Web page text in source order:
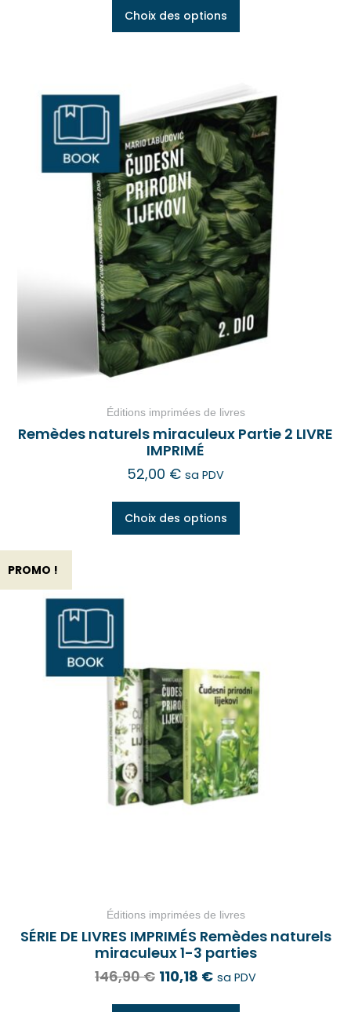
Choix des options
Éditions imprimées de livres
Remèdes naturels miraculeux Partie 2 LIVRE
IMPRIMÉ
52,00 € sa PDV
Choix des options
PROMO !
Éditions imprimées de livres
SÉRIE DE LIVRES IMPRIMÉS Remèdes naturels
miraculeux 1-3 parties
146,90€ 110,18 € sa PDV